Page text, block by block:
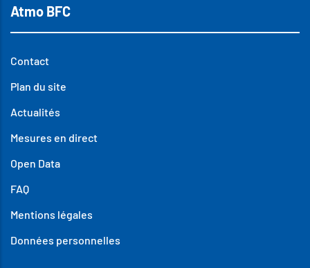
Atmo BFC
Contact
Plan du site
Actualités
Mesures en direct
Open Data
FAQ
Mentions légales
Données personnelles